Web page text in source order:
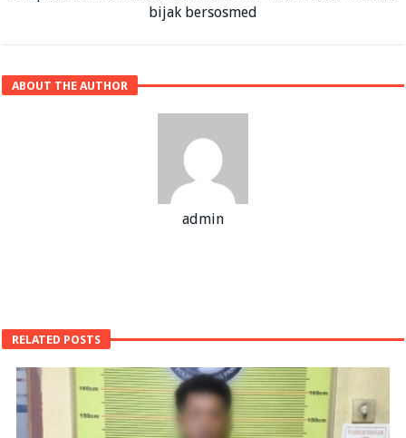
bijak bersosmed
ABOUT THE AUTHOR
admin
RELATED POSTS